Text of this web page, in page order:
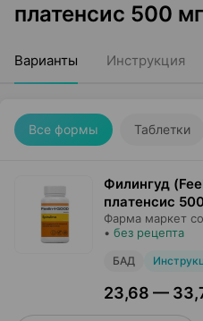
платенсис 500
Варианты Инструкция
Все формы Таблетки
Филингуд
платенсис
Фарма маркет
• без рецепта
БАД
23,68 —